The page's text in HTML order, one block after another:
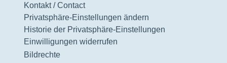
Kontakt / Contact
Privatsphäre-Einstellungen ändern
Historie der Privatsphäre-Einstellungen
Einwilligungen widerrufen
Bildrechte